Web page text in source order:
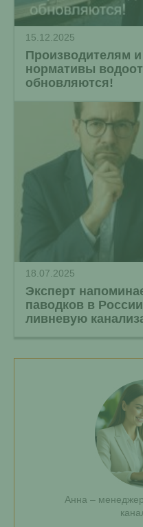
15.12.2025
Производителям
нормативы
обновляются!
18.07.2025
Эксперт
паводков в
ливневую
Анна –